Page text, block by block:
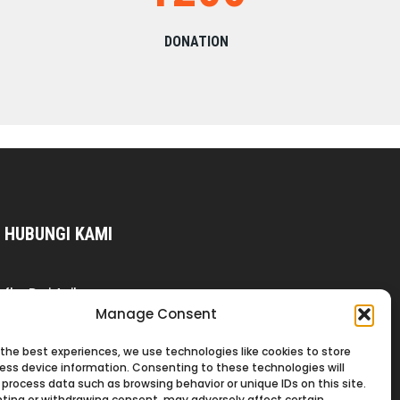
Manage Consent
best experiences, we use technologies like cookies to store
device information. Consenting to these technologies will
data such as browsing behavior or unique IDs on this site.
DONATION
HUBUNGI KAMI
fb : Dwi Asih
wa : +62 877-2777-7467
+62 877-8831-3176
thread : cvdwiasihkebagusan